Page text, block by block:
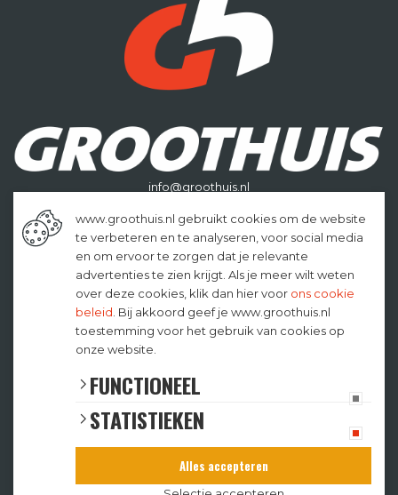
info@groothuis.nl
Meld je aan voor onze nieuwsbrief!
www.groothuis.nl gebruikt cookies om de website
te verbeteren en te analyseren, voor social media
en om ervoor te zorgen dat je relevante
advertenties te zien krijgt. Als je meer wilt weten
over deze cookies, klik dan hier voor ons cookie
beleid . Bij akkoord geef je www.groothuis.nl
toestemming voor het gebruik van cookies op
onze website.
FUNCTIONEEL
STATISTIEKEN
Alles accepteren